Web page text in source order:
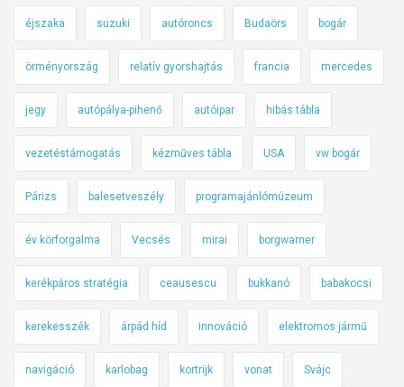
éjszaka suzuki autóroncs Budaörs bogár
örményország relatív gyorshajtás francia mercedes
jegy autópálya-pihenő autóipar hibás tábla
vezetéstámogatás kézműves tábla USA vw bogár
Párizs balesetveszély programajánlómúzeum
év körforgalma Vecsés mirai borgwarner
kerékpáros stratégia ceausescu bukkanó babakocsi
kerekesszék árpád híd innováció elektromos jármű
navigáció karlobag kortrijk vonat Svájc